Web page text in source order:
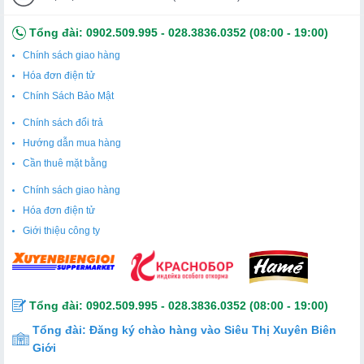
Tổng đài: 0902.509.995 - 028.3836.0352 (08:00 - 19:00)
Chính sách giao hàng
Hóa đơn điện tử
Chính Sách Bảo Mật
Chính sách đổi trả
Hướng dẫn mua hàng
Cần thuê mặt bằng
Chính sách giao hàng
Hóa đơn điện tử
Giới thiệu công ty
Tổng đài: 0902.509.995 - 028.3836.0352 (08:00 - 19:00)
Tổng đài: Đăng ký chào hàng vào Siêu Thị Xuyên Biên
Giới